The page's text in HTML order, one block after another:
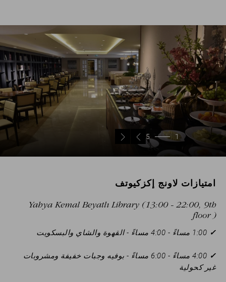
1
5
امتيازات لاونج إكزكيوتف
Yahya Kemal Beyatlı Library (13:00 - 22:00, 9th
floor )
✓
✓
4:00 مساءً - 6:00 مساءً - بوفيه وجبات خفيفة ومشروبات
غير كحولية